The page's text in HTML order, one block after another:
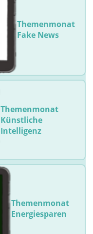
Themenmonat
Fake News
Themenmonat
Künstliche
Intelligenz
Themenmonat
Energiesparen